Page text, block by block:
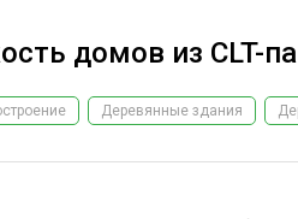
ДОМОСТРОЕНИЕ
домов из CLT-
Деревянные здания